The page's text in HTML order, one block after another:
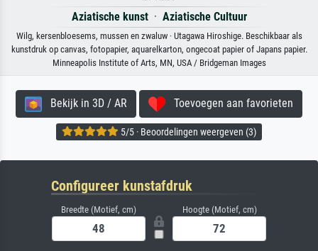
Aziatische kunst· Aziatische Cultuur
Wilg, kersenbloesems, mussen en zwaluw · Utagawa Hiroshige. Beschikbaar als
kunstdruk op canvas, fotopapier, aquarelkarton, ongecoat papier of Japans papier.
Minneapolis Institute of Arts, MN, USA / Bridgeman Images
Bekijk in 3D / AR Toevoegen aan favorieten
5/5 · Beoordelingen weergeven (3)
Configureer kunstafdruk
Breedte (Motief, cm) Hoogte (Motief, cm)